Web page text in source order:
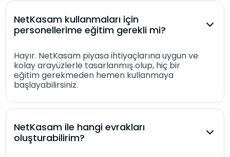
NetKasam kullanmaları için
personellerime eğitim gerekli mi?
Hayır. NetKasam piyasa ihtiyaçlarına uygun ve
kolay arayüzlerle tasarlanmış olup, hiç bir
eğitim gerekmeden hemen kullanmaya
başlayabilirsiniz.
NetKasam ile hangi evrakları
oluşturabilirim?